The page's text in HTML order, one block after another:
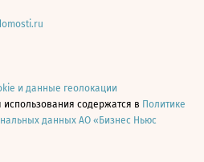
и данные геолокации
использования содержатся в Политике
данных АО «Бизнес Ньюс